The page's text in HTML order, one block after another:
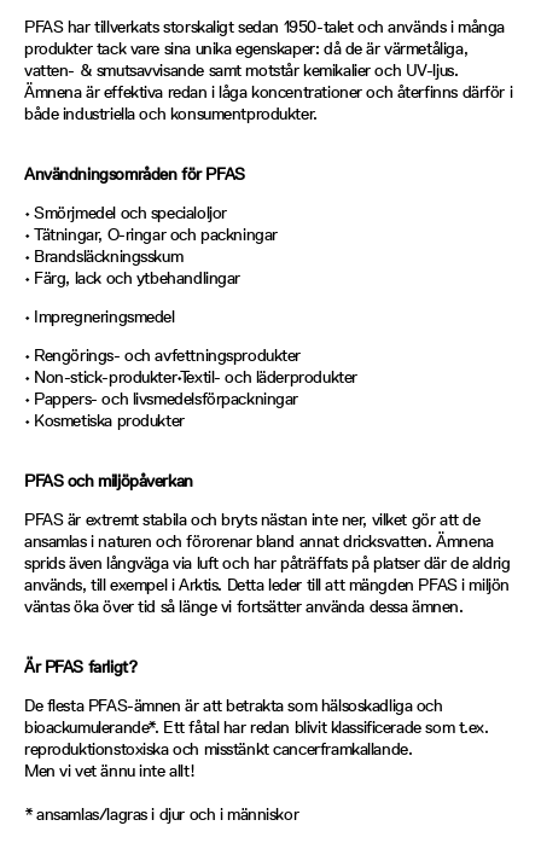
PFAS har tillverkats storskaligt sedan 1950-talet och används i många
produkter tack vare sina unika egenskaper: då de är värmetåliga,
vatten- & smutsavvisande samt motstår kemikalier och UV-ljus.
Ämnena är effektiva redan i låga koncentrationer och återfinns därför i
både industriella och konsumentprodukter.
Användningsområden för PFAS
• Smörjmedel och specialoljor
• Tätningar, O-ringar och packningar
• Brandsläckningsskum
• Färg, lack och ytbehandlingar
• Impregneringsmedel
• Rengörings- och avfettningsprodukter
• Non-stick-produkter•Textil- och läderprodukter
• Pappers- och livsmedelsförpackningar
• Kosmetiska produkter
PFAS och miljöpåverkan
PFAS är extremt stabila och bryts nästan inte ner, vilket gör att de
ansamlas i naturen och förorenar bland annat dricksvatten. Ämnena
sprids även långväga via luft och har påträffats på platser där de aldrig
används, till exempel i Arktis. Detta leder till att mängden PFAS i miljön
väntas öka över tid så länge vi fortsätter använda dessa ämnen.
Är PFAS farligt?
De flesta PFAS-ämnen är att betrakta som hälsoskadliga och
bioackumulerande*. Ett fåtal har redan blivit klassificerade som t.ex.
reproduktionstoxiska och misstänkt cancerframkallande.
Men vi vet ännu inte allt!
* ansamlas/lagras i djur och i människor